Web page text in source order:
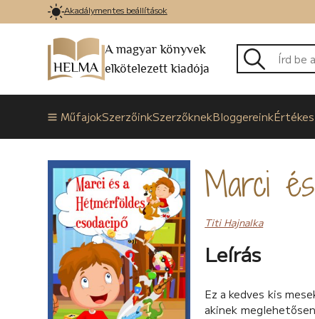
Akadálymentes beállítások
A magyar könyvek
elkötelezett kiadója
MűfajokSzerzőinkSzerzőknekBloggereink
Marci
Titi Hajnalka
Leírás
Ez a kedves kis
akinek